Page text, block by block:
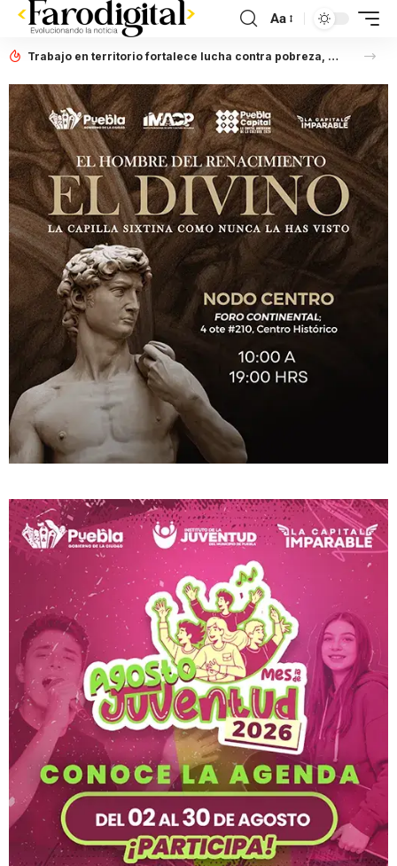
Aa
Trabajo en territorio fortalece lucha contra pobreza, afirma Laura Artemisa